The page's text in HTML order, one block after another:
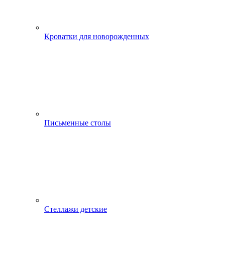
Кроватки для новорожденных
Письменные столы
Стеллажи детские